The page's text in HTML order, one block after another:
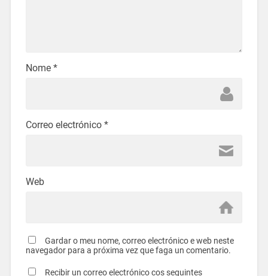
Nome *
Correo electrónico *
Web
Gardar o meu nome, correo electrónico e web neste
navegador para a próxima vez que faga un comentario.
Recibir un correo electrónico cos seguintes